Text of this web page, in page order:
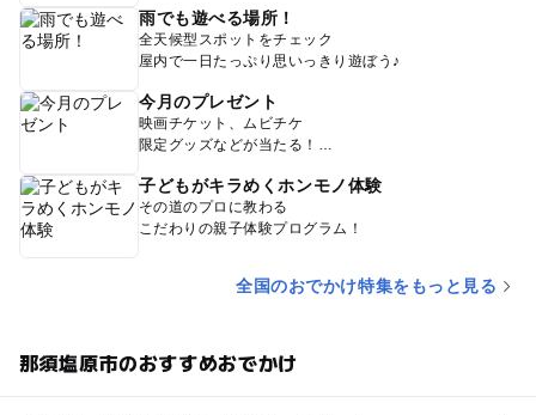
雨でも遊べる場所！
全天候型スポットをチェック
屋内で一日たっぷり思いっきり遊ぼう♪
今月のプレゼント
映画チケット、ムビチケ
限定グッズなどが当たる！
子どもがキラめくホンモノ体験
その道のプロに教わる
こだわりの親子体験プログラム！
全国のおでかけ特集をもっと見る
那須塩原市のおすすめおでかけ